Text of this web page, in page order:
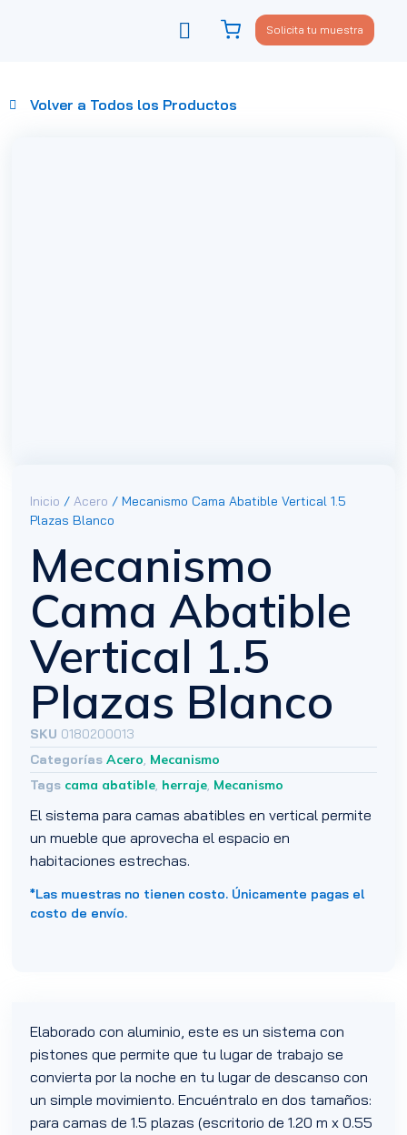
Solicita tu muestra
Volver a Todos los Productos
Inicio /Acero / Mecanismo Cama Abatible Vertical 1.5
Plazas Blanco
Mecanismo
Cama Abatible
Vertical 1.5
Plazas Blanco
SKU 0180200013
Categorías Acero, Mecanismo
Tags cama abatible, herraje, Mecanismo
El sistema para camas abatibles en vertical permite
un mueble que aprovecha el espacio en
habitaciones estrechas.
*Las muestras no tienen costo. Únicamente pagas el
costo de envío.
Elaborado con aluminio, este es un sistema con
pistones que permite que tu lugar de trabajo se
convierta por la noche en tu lugar de descanso con
un simple movimiento. Encuéntralo en dos tamaños:
para camas de 1.5 plazas (escritorio de 1.20 m x 0.55